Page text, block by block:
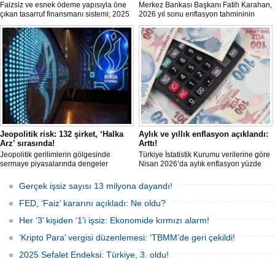
Faizsiz ve esnek ödeme yapısıyla öne
çıkan tasarruf finansmanı sistemi; 2025
itibariyle trilyon TL’yi aşan işlem
hacmine ulaşarak ana akım bir finansal
modele dönüştü. Dar ve orta gelirli
kesime; ev ve araç sahibi olma yolunda
güçlü bir alternatif sunuyor.
Merkez Bankası Başkanı Fatih Karahan,
2026 yıl sonu enflasyon tahmininin
yüzde 16'dan yüzde 24'e yükseltildiğini
bildirdi. Karahan ayrıca birçok
ekonomide büyüme öngörülerinin aşağı
yönde güncellendiğinin görüldüğünü
söyledi.
Jeopolitik risk: 132 şirket, ‘Halka
Arz’ sırasında!
Jeopolitik gerilimlerin gölgesinde
sermaye piyasalarında dengeler
halka arz cephesine dikkat çekti.
2026’da artan belirsizliklere rağmen
132 şirketin halka arz için sırada
olduğu, finansmana erişimde zorlanan
firmaların borsaya yöneliminin
Aylık ve yıllık enflasyon açıklandı:
Arttı!
Türkiye İstatistik Kurumu verilerine göre
Nisan 2026’da aylık enflasyon yüzde
oldu. Açıklanan rakamlar; piyasa
beklentilerinin üzerinde gerçekleşti.
Gerçek işsiz sayısı 13 milyona dayandı!
FED, ‘Faiz’ kararını açıkladı: Ne oldu?
Her ‘3’ kişiden ‘1’i işsiz: Ekonomide kırmızı alarm!
‘Kripto Para’ vergisi düzenlemesi: ‘TBMM’de geri çekildi!
2025 Sefalet Endeksi: Türkiye, 3. oldu!